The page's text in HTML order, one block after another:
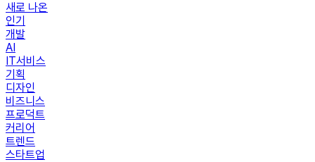
새로 나온
인기
개발
AI
IT서비스
기획
디자인
비즈니스
프로덕트
커리어
트렌드
스타트업